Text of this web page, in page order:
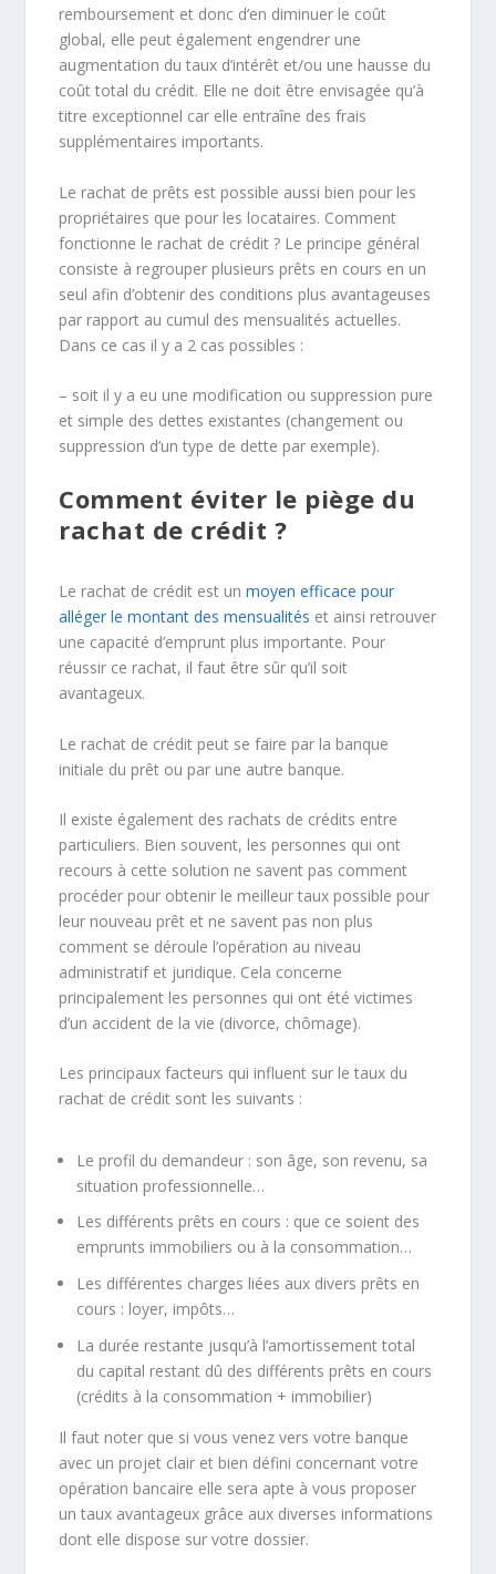
remboursement et donc d’en diminuer le coût
global, elle peut également engendrer une
augmentation du taux d’intérêt et/ou une hausse du
coût total du crédit. Elle ne doit être envisagée qu’à
titre exceptionnel car elle entraîne des frais
supplémentaires importants.
Le rachat de prêts est possible aussi bien pour les
propriétaires que pour les locataires. Comment
fonctionne le rachat de crédit ? Le principe général
consiste à regrouper plusieurs prêts en cours en un
seul afin d’obtenir des conditions plus avantageuses
par rapport au cumul des mensualités actuelles.
Dans ce cas il y a 2 cas possibles :
– soit il y a eu une modification ou suppression pure
et simple des dettes existantes (changement ou
suppression d’un type de dette par exemple).
Comment éviter le piège du
rachat de crédit ?
Le rachat de crédit est unmoyen efficace pour
alléger le montant des mensualités et ainsi retrouver
une capacité d’emprunt plus importante. Pour
réussir ce rachat, il faut être sûr qu’il soit
avantageux.
Le rachat de crédit peut se faire par la banque
initiale du prêt ou par une autre banque.
Il existe également des rachats de crédits entre
particuliers. Bien souvent, les personnes qui ont
recours à cette solution ne savent pas comment
procéder pour obtenir le meilleur taux possible pour
leur nouveau prêt et ne savent pas non plus
comment se déroule l’opération au niveau
administratif et juridique. Cela concerne
principalement les personnes qui ont été victimes
d’un accident de la vie (divorce, chômage).
Les principaux facteurs qui influent sur le taux du
rachat de crédit sont les suivants :
Le profil du demandeur : son âge, son revenu, sa
situation professionnelle…
Les différents prêts en cours : que ce soient des
emprunts immobiliers ou à la consommation…
Les différentes charges liées aux divers prêts en
cours : loyer, impôts…
La durée restante jusqu’à l’amortissement total
du capital restant dû des différents prêts en cours
(crédits à la consommation + immobilier)
Il faut noter que si vous venez vers votre banque
avec un projet clair et bien défini concernant votre
opération bancaire elle sera apte à vous proposer
un taux avantageux grâce aux diverses informations
dont elle dispose sur votre dossier.